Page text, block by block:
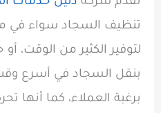
تنظيف السجاد سواء في
لتوفير الكثير من الوقت،
بنقل السجاد في أسرع
برغبة العملاء، كما